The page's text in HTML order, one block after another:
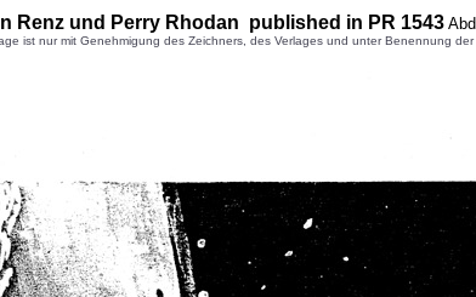
Renz und Perry Rhodan published in PR 1543
ist nur mit Genehmigung des Zeichners, des Verlages und unter Benennung